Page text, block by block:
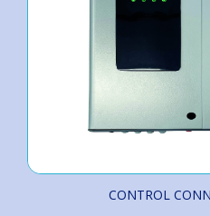
CONTROL